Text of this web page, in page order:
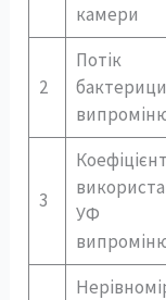
камери
2
Потік
3
Коефіцієнт
УФ